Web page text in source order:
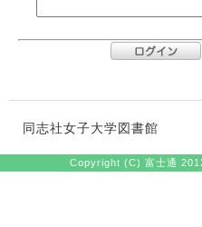
同志社女子大学図書館
Copyright (C) 富士通